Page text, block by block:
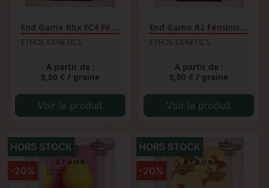
End Game Rbx EC4 Féminisée
ETHOS GENETICS
A partir de :
8,80 € / graine
Voir le produit
End Game R2 Féminisée
ETHOS GENETICS
A partir de :
8,80 € / graine
Voir le produit
HORS STOCK
-20%
HORS STOCK
-20%